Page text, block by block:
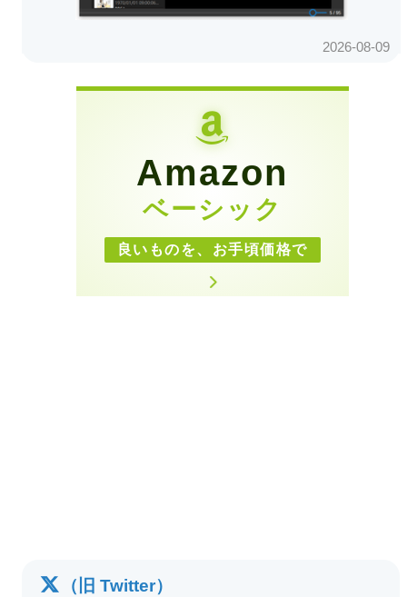
Amazon
ベーシック
良いものを、お手頃価格で
（旧 Twitter）